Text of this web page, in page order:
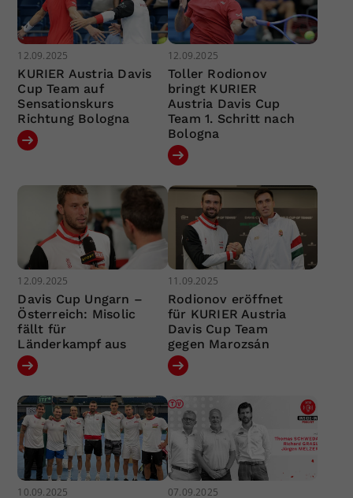
12.09.2025
KURIER Austria Davis
Cup Team auf
Sensationskurs
Richtung Bologna
12.09.2025
Toller Rodionov
bringt KURIER
Austria Davis Cup
Team 1. Schritt nach
Bologna
12.09.2025
Davis Cup Ungarn –
Österreich: Misolic
fällt für
Länderkampf aus
11.09.2025
Rodionov eröffnet
für KURIER Austria
Davis Cup Team
gegen Marozsán
10.09.2025 07.09.2025